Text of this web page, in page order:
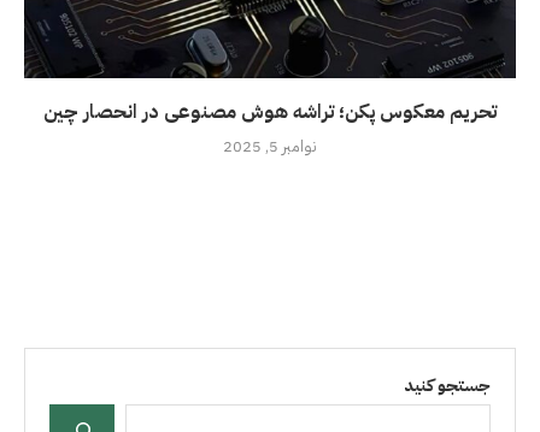
تحریم معکوس پکن؛ تراشه هوش مصنوعی در انحصار چین
نوامبر 5, 2025
جستجو کنید